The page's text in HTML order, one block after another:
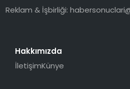
Reklam & İşbirliği:
Hakkımızda
İletişimKünye